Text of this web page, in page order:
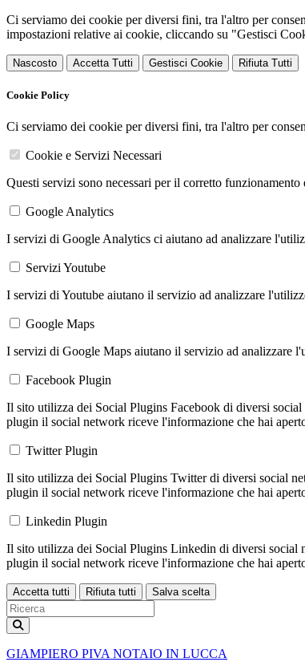
Ci serviamo dei cookie per diversi fini, tra l'altro per
impostazioni relative ai cookie, cliccando su "Gestisci
Nascosto Accetta Tutti Gestisci Cookie Rifiuta Tutti
Cookie Policy
Ci serviamo dei cookie per diversi fini, tra l'altro per
Cookie e Servizi Necessari
Questi servizi sono necessari per il corretto funzionamento
Google Analytics
I servizi di Google Analytics ci aiutano ad analizzare
Servizi Youtube
I servizi di Youtube aiutano il servizio ad analizzare
Google Maps
I servizi di Google Maps aiutano il servizio ad analizzare
Facebook Plugin
Il sito utilizza dei Social Plugins Facebook di diversi
plugin il social network riceve l'informazione che hai
Twitter Plugin
Il sito utilizza dei Social Plugins Twitter di diversi social
plugin il social network riceve l'informazione che hai
Linkedin Plugin
Il sito utilizza dei Social Plugins Linkedin di diversi social
plugin il social network riceve l'informazione che hai
Accetta tutti Rifiuta tutti Salva scelta
Loading...
GIAMPIERO PIVA NOTAIO IN LUCCA